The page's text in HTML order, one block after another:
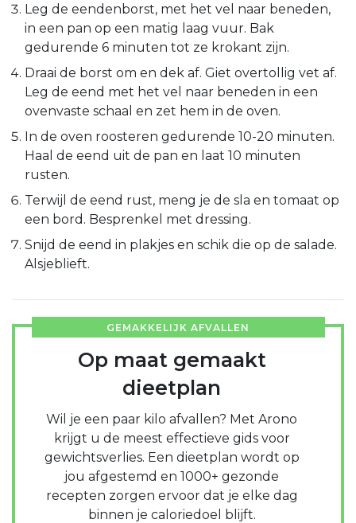
Leg de eendenborst, met het vel naar beneden,
in een pan op een matig laag vuur. Bak
gedurende 6 minuten tot ze krokant zijn.
Draai de borst om en dek af. Giet overtollig vet af.
Leg de eend met het vel naar beneden in een
ovenvaste schaal en zet hem in de oven.
In de oven roosteren gedurende 10-20 minuten.
Haal de eend uit de pan en laat 10 minuten
rusten.
Terwijl de eend rust, meng je de sla en tomaat op
een bord. Besprenkel met dressing.
Snijd de eend in plakjes en schik die op de salade.
Alsjeblieft.
GEMAKKELIJK AFVALLEN
Op maat gemaakt
dieetplan
Wil je een paar kilo afvallen? Met Arono
krijgt u de meest effectieve gids voor
gewichtsverlies. Een dieetplan wordt op
jou afgestemd en 1000+ gezonde
recepten zorgen ervoor dat je elke dag
binnen je caloriedoel blijft.